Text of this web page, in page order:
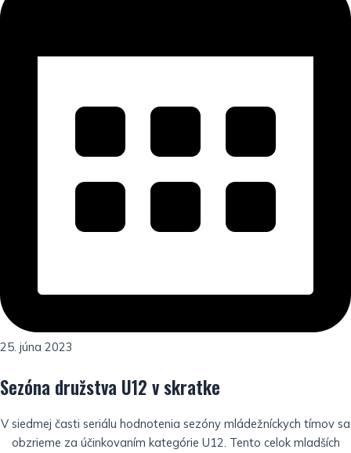
25. júna 2023
Sezóna družstva U12 v skratke
V siedmej časti seriálu hodnotenia sezóny mládežníckych tímov sa
obzrieme za účinkovaním kategórie U12. Tento celok mladších